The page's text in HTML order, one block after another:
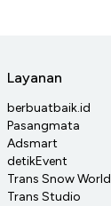
Layanan
berbuatbaik.id
Pasangmata
Adsmart
detikEvent
Trans Snow World
Trans Studio